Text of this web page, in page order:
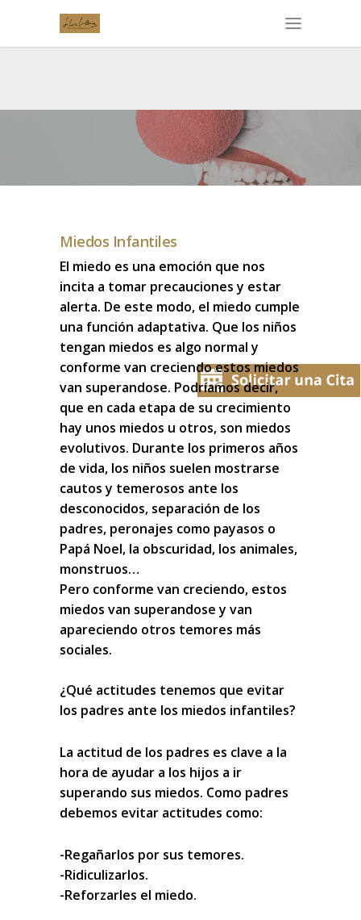
Miedos Infantiles
El miedo es una emoción que nos
incita a tomar precauciones y estar
alerta. De este modo, el miedo cumple
una función adaptativa. Que los niños
tengan miedos es algo normal y
conforme van creciendo estos miedos
van superandose. Podríamos decir,
que en cada etapa de su crecimiento
hay unos miedos u otros, son miedos
evolutivos. Durante los primeros años
de vida, los niños suelen mostrarse
cautos y temerosos ante los
desconocidos, separación de los
padres, peronajes como payasos o
Papá Noel, la obscuridad, los animales,
monstruos…
Pero conforme van creciendo, estos
miedos van superandose y van
apareciendo otros temores más
sociales.
¿Qué actitudes tenemos que evitar
los padres ante los miedos infantiles?
La actitud de los padres es clave a la
hora de ayudar a los hijos a ir
superando sus miedos. Como padres
debemos evitar actitudes como:
-Regañarlos por sus temores.
-Ridiculizarlos.
-Reforzarles el miedo.